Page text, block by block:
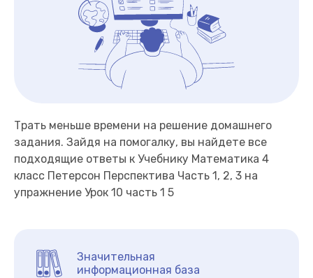
Трать меньше времени на решение домашнего
задания. Зайдя на помогалку, вы найдете все
подходящие ответы к Учебнику Математика 4
класс Петерсон Перспектива Часть 1, 2, 3 на
упражнение Урок 10 часть 1 5
Значительная
информационная база